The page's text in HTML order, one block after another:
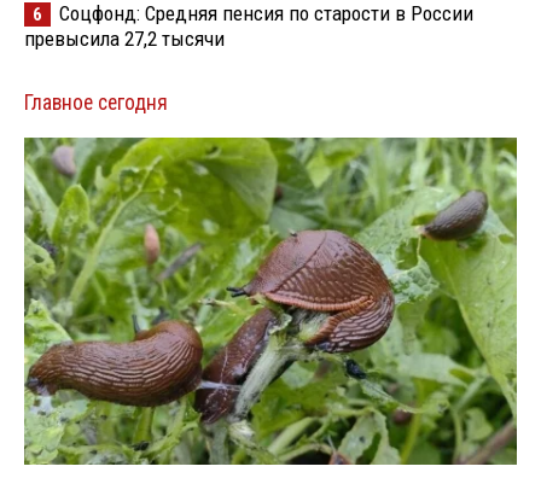
6
Соцфонд: Средняя пенсия по старости в России
превысила 27,2 тысячи
Главное сегодня